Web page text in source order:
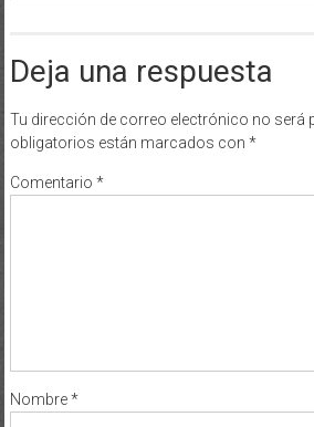
Deja una respuesta
Tu dirección de correo electrónico no será
obligatorios están marcados con *
Comentario *
Nombre*